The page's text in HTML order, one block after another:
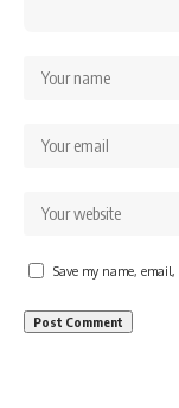
Save my name,